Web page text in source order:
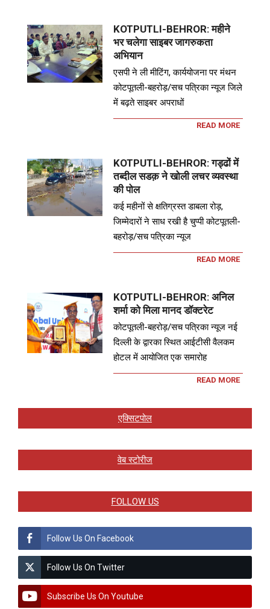
KOTPUTLI-BEHROR: महीने
भर चलेगा साइबर जागरुकता
अभियान
एसपी ने ली मीटिंग, कार्ययोजना पर मंथन
कोटपूतली-बहरोड़/सच पत्रिका न्यूज जिले
में बढ़ते साइबर अपराधों
READ MORE
KOTPUTLI-BEHROR: गड्ढों में
तब्दील सडक़ ने खोली लचर व्यवस्था
की पोल
कई महीनों से क्षतिग्रस्त डाबला रोड़,
जिम्मेदारों ने साध रखी है चुप्पी कोटपूतली-
बहरोड़/सच पत्रिका न्यूज
READ MORE
KOTPUTLI-BEHROR: अनिल
शर्मा को मिला मानद डॉक्टरेट
कोटपूतली-बहरोड़/सच पत्रिका न्यूज नई
दिल्ली के द्वारका स्थित आईटीसी वैलकम
होटल में आयोजित एक समारोह
READ MORE
एक्सिटपोल
वेब स्टोरीज
FOLLOW US
Follow Us On Facebook
Follow Us On Twitter
Subscribe Us On Youtube